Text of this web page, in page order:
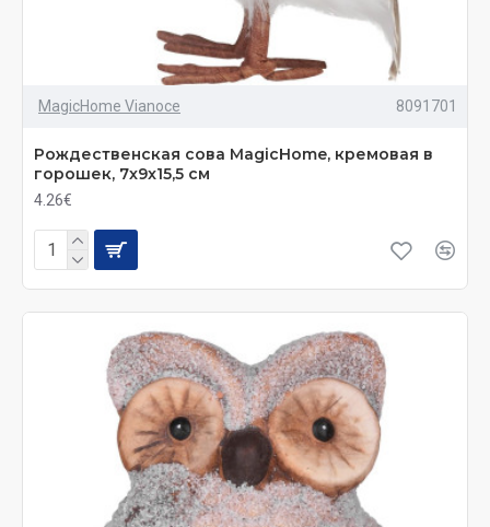
MagicHome Vianoce 8091701
Рождественская сова MagicHome, кремовая в
горошек, 7x9x15,5 см
4.26€